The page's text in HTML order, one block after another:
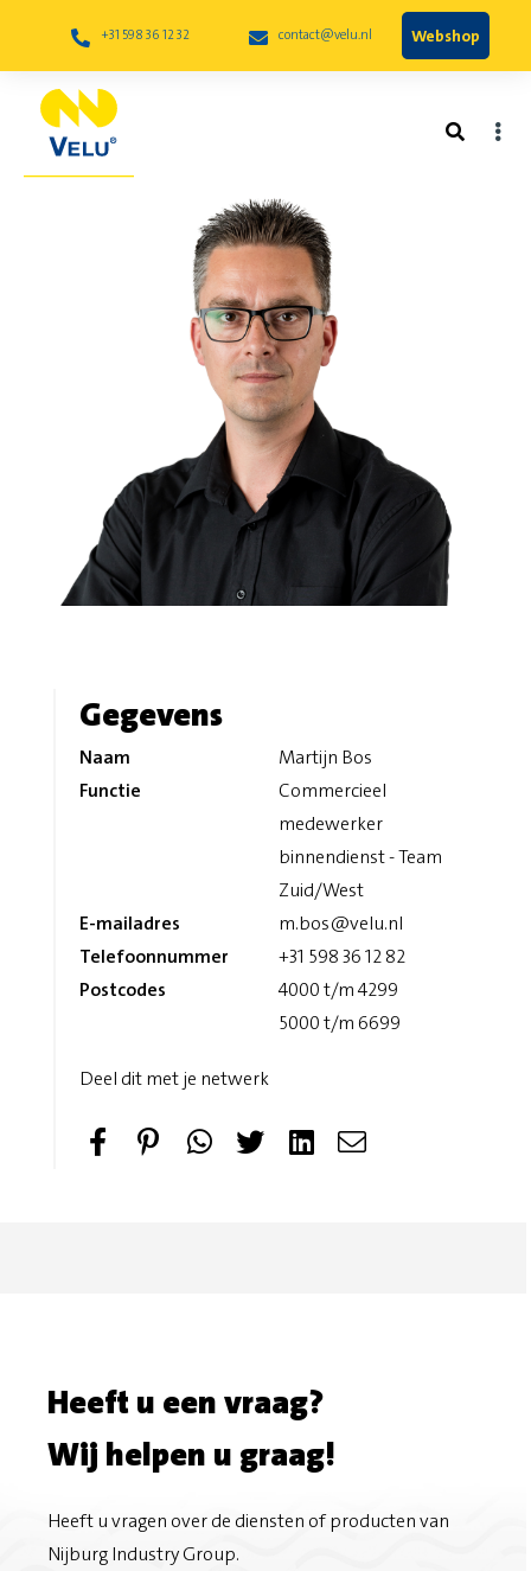
+31 598 36 12 32 contact@velu.nl Webshop
Martijn Bos
Gegevens
Naam
Martijn Bos
Functie
Commercieel
medewerker
binnendienst - Team
Zuid/West
E-mailadres
m.bos@velu.nl
Telefoonnummer
+31 598 36 12 82
Postcodes
4000 t/m 4299
5000 t/m 6699
Deel dit met je netwerk
S
o
n
a
P
T
S
Heeft u een vraag?
Wij helpen u graag!
Heeft u vragen over de diensten of producten van
Nijburg Industry Group.